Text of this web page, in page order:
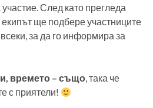
участие. След като прегледа
екипът ще подбере участниците
за да го информира за
времето – също, така че
с приятели!